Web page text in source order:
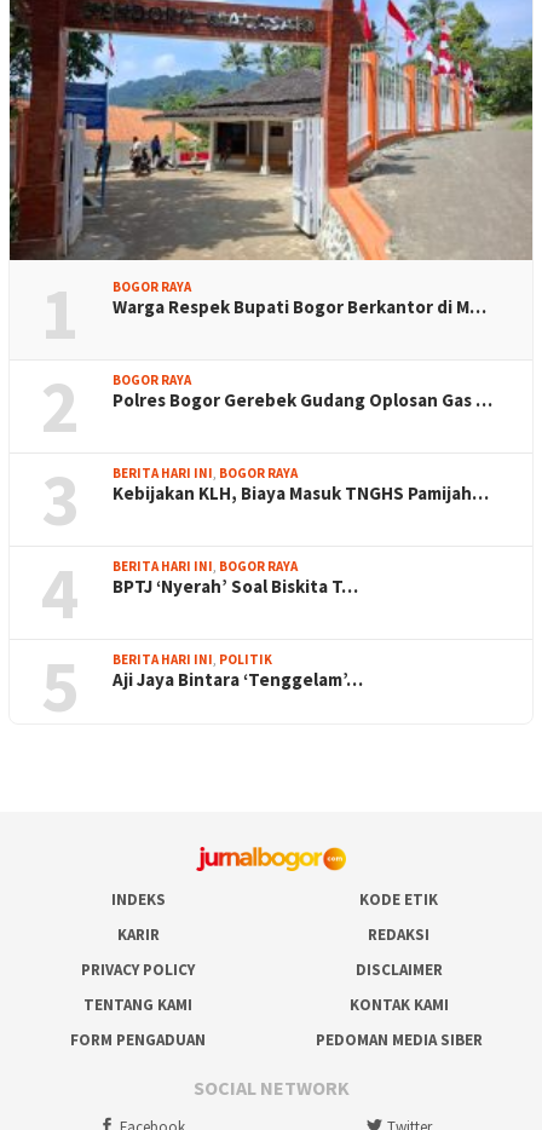
1 BOGOR RAYA
Warga Respek Bupati Bogor Berkantor di M…
2 BOGOR RAYA
Polres Bogor Gerebek Gudang Oplosan Gas …
3 BERITA HARI INI, BOGOR RAYA
Kebijakan KLH, Biaya Masuk TNGHS Pamijah…
4 BERITA HARI INI, BOGOR RAYA
BPTJ ‘Nyerah’ Soal Biskita T…
5 BERITA HARI INI, POLITIK
Aji Jaya Bintara ‘Tenggelam’…
INDEKS
KODE ETIK
KARIR
REDAKSI
PRIVACY POLICY
DISCLAIMER
TENTANG KAMI
KONTAK KAMI
FORM PENGADUAN
PEDOMAN MEDIA SIBER
SOCIAL NETWORK